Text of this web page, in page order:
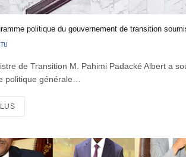
politique du gouvernement de transition
de Transition M. Pahimi Padacké Albert a
politique générale…